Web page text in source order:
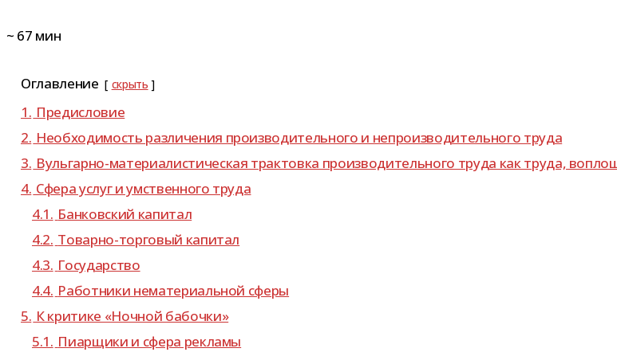
~ 67 мин
Оглавление скрыть
1. Предисловие
2. Необходимость раз­ли­че­ния про­из­во­ди­тель­ного и непро­из­во­ди­тель­ного труда
3. Вульгарно-​материалистическая трак­товка про­из­во­ди­тель­ного труда как труда,
4. Сфера услуг и умствен­ного труда
4.1. Банковский капи­тал
4.2. Товарно-​торговый капитал
4.3. Государство
4.4. Работники нема­те­ри­аль­ной сферы
5. К кри­тике «Ночной бабочки»
5.1. Пиарщики и сфера рекламы